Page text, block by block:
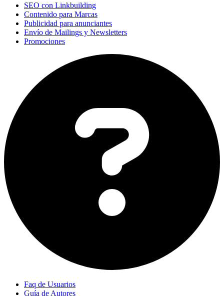
SEO con Linkbuilding
Contenido para Marcas
Publicidad para anunciantes
Envío de Mailings y Newsletters
Promociones
Faq de Usuarios
Guía de Autores